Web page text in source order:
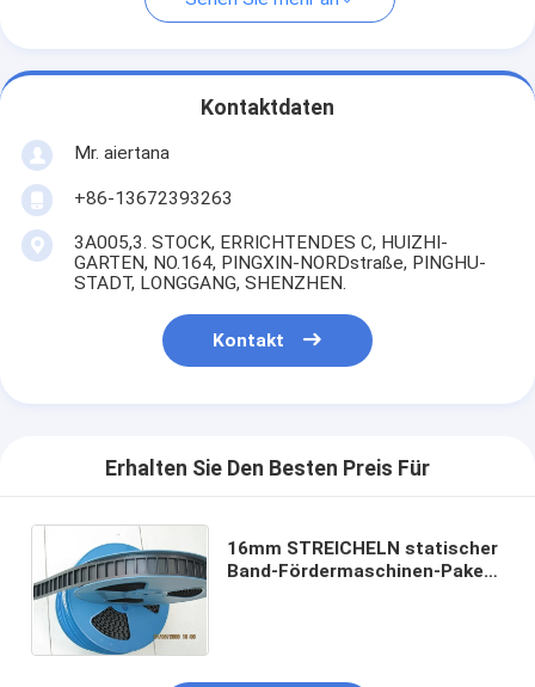
Kontaktdaten
Mr. aiertana
+86-13672393263
3A005,3. STOCK, ERRICHTENDES C, HUIZHI-
GARTEN, NO.164, PINGXIN-NORDstraße, PINGHU-
STADT, LONGGANG, SHENZHEN.
Kontakt
Erhalten Sie Den Besten Preis Für
16mm STREICHELN statischer
Band-Fördermaschinen-Paket